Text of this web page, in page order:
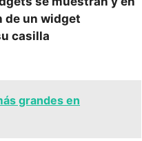
de un widget⁣
casilla
grandes en